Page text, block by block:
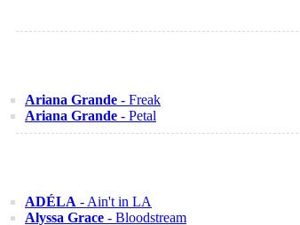
Ariana Grande - Freak
Ariana Grande - Petal
ADÉLA - Ain't in LA
Alyssa Grace - Bloodstream